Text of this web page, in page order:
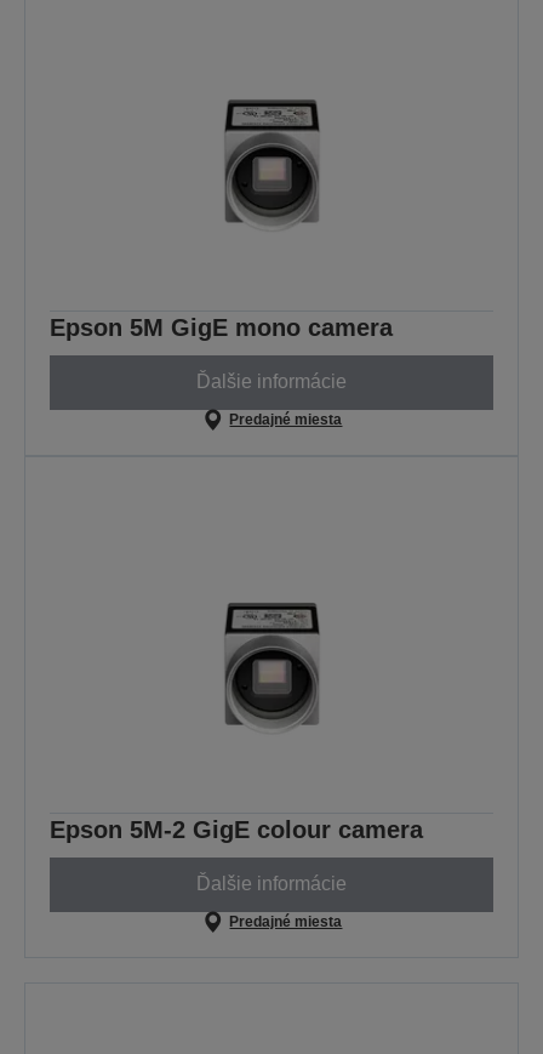
Epson 5M GigE mono camera
Ďalšie informácie
Predajné miesta
Epson 5M-2 GigE colour camera
Ďalšie informácie
Predajné miesta